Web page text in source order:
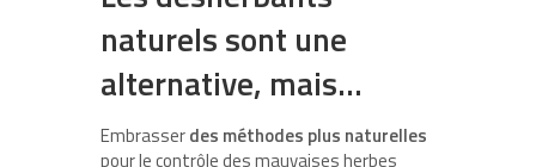
naturels sont une
alternative, mais…
Embrasserdes méthodes plus naturelles
pour le contrôle des mauvaises herbes